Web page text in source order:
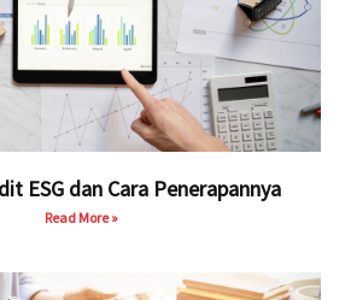
ESG dan Cara Penerapannya
Read More »